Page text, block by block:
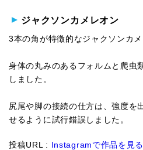
ジャクソンカメレオン
3本の角が特徴的なジャクソンカメ
身体の丸みのあるフォルムと爬虫
しました。
尻尾や脚の接続の仕方は、強度を
せるように試行錯誤しました。
投稿URL : Instagramで作品を見る